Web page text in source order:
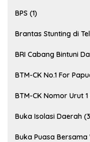
BPS (1)
Brantas Stunting di
BRI Cabang Bintuni
BTM-CK No.1 For
BTM-CK Nomor Urut 1
Buka Isolasi Daerah
Buka Puasa Bersama